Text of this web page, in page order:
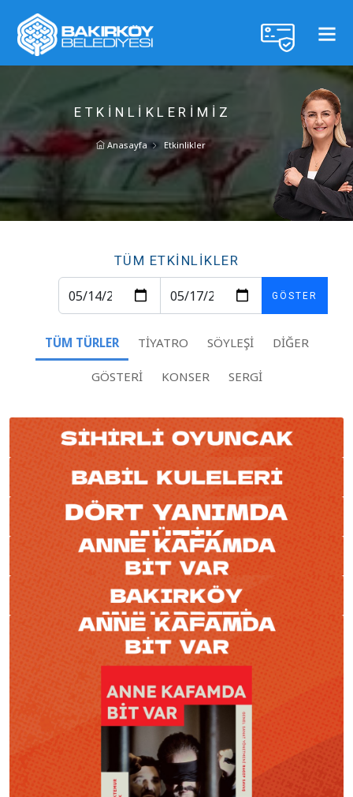
ETKINLIKLERIMIZ
Anasayfa Etkinlikler
TÜM ETKİNLİKLER
GÖSTER
TÜM TÜRLER TIYATRO SÖYLEŞI DIĞER
GÖSTERI KONSER SERGI
17 MAYIS 2026 13:00 - 14:00
16 MAYIS 2026 13:00 - 14:30
YAKIN TARIHLI ETKINLIKLERI GÖSTER
Bilgileriniz ISO-